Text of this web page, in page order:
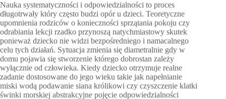
Nauka systematyczności i odpowiedzialności to proces
długotrwały który często budzi opór u dzieci. Teoretyczne
upomnienia rodziców o konieczności sprzątania pokoju czy
odrabiania lekcji rzadko przynoszą natychmiastowy skutek
ponieważ dziecko nie widzi bezpośredniego i namacalnego
celu tych działań. Sytuacja zmienia się diametralnie gdy w
domu pojawia się stworzenie którego dobrostan zależy
wyłącznie od człowieka. Kiedy dziecko otrzymuje realne
zadanie dostosowane do jego wieku takie jak napełnianie
miski wodą podawanie siana królikowi czy czyszczenie klatki
świnki morskiej abstrakcyjne pojęcie odpowiedzialności